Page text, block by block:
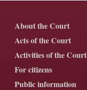
About the Court
Acts of the Court
Activities of the Court
For citizens
Public information